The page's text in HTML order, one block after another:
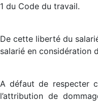
1 du Code du travail.
De cette liberté du
salarié en considération
A défaut de respecter
l’attribution de